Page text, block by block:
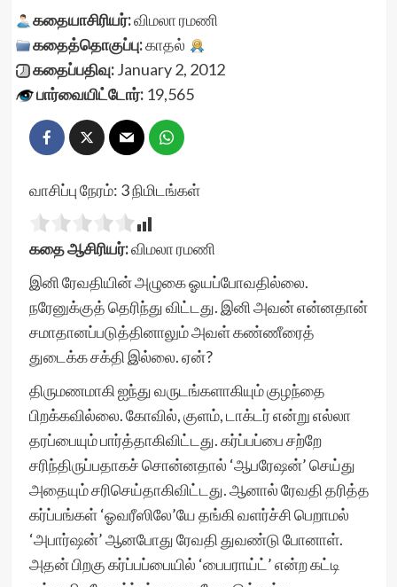
கதையாசிரியர்:விமலா ரமணி
கதைத்தொகுப்பு:காதல்
கதைப்பதிவு:January 2, 2012
பார்வையிட்டோர்:19,565
வாசிப்பு நேரம்: 3நிமிடங்கள்
கதை ஆசிரியர்:விமலா ரமணி
இனி ரேவதியின் அழுகை ஓயப்போவதில்லை.
நரேனுக்குத் தெரிந்து விட்டது. இனி அவன் என்னதான்
சமாதானப்படுத்தினாலும் அவள் கண்ணீரைத்
துடைக்க சக்தி இல்லை. ஏன்?
திருமணமாகி ஐந்து வருடங்களாகியும் குழந்தை
பிறக்கவில்லை. கோவில், குளம், டாக்டர் என்று எல்லா
தரப்பையும் பார்த்தாகிவிட்டது. கர்ப்பப்பை சற்றே
சரிந்திருப்பதாகச் சொன்னதால் ‘ஆபரேஷன்’ செய்து
அதையும் சரிசெய்தாகிவிட்டது. ஆனால் ரேவதி தரித்த
கர்ப்பங்கள் ‘ஓவரீஸிலே’யே தங்கி வளர்ச்சி பெறாமல்
‘அபார்ஷன்’ ஆனபோது ரேவதி துவண்டு போனாள்.
அதன் பிறகு கர்ப்பப்பையில் ‘பைபராய்ட்’ என்ற கட்டி